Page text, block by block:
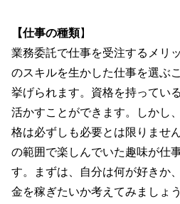
【仕事の種類】
業務委託で仕事を受注するメリ
のスキルを生かした仕事を選ぶ
挙げられます。資格を持ってい
活かすことができます。しかし
格は必ずしも必要とは限りませ
の範囲で楽しんでいた趣味が仕
す。まずは、自分は何が好きか
金を稼ぎたいか考えてみましょ